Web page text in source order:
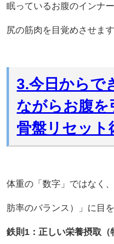
眠っているお腹のインナ
尻の筋肉を目覚めさせます
3.今日からで
ながらお腹を
骨盤リセット
体重の「数字」ではなく
肪率のバランス）」に目
鉄則1：正しい栄養摂取（